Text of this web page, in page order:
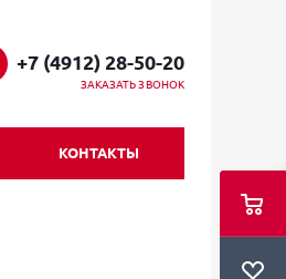
+7 (4912) 28-50-20
ЗАКАЗАТЬ ЗВОНОК
КОНТАКТЫ